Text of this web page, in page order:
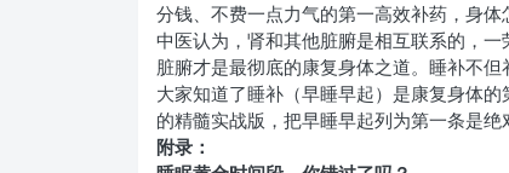
分钱、不费一点力气的第一高效补药，身
中医认为，肾和其他脏腑是相互联系的，
脏腑才是最彻底的康复身体之道。睡补不但
大家知道了睡补（早睡早起）是康复身体
的精髓实战版，把早睡早起列为第一条是绝
附录：